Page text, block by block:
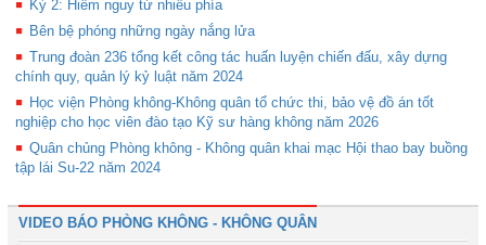
Kỳ 2: Hiểm nguy từ nhiều phía
Bên bệ phóng những ngày nắng lửa
Trung đoàn 236 tổng kết công tác huấn luyện chiến đấu, xây dựng
chính quy, quản lý kỷ luật năm 2024
Học viện Phòng không-Không quân tổ chức thi, bảo vệ đồ án tốt
nghiệp cho học viên đào tạo Kỹ sư hàng không năm 2026
Quân chủng Phòng không - Không quân khai mạc Hội thao bay buồng
tập lái Su-22 năm 2024
VIDEO BÁO PHÒNG KHÔNG - KHÔNG QUÂN